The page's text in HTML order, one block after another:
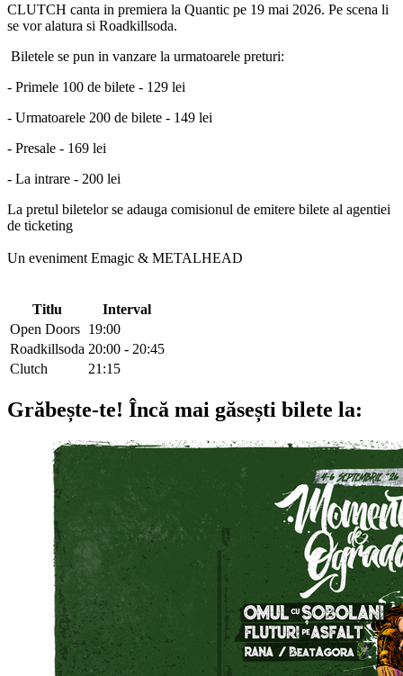
CLUTCH canta in premiera la Quantic pe 19 mai 2026. Pe scena li
se vor alatura si Roadkillsoda.
Biletele se pun in vanzare la urmatoarele preturi:
- Primele 100 de bilete - 129 lei
- Urmatoarele 200 de bilete - 149 lei
- Presale - 169 lei
- La intrare - 200 lei
La pretul biletelor se adauga comisionul de emitere bilete al agentiei
de ticketing
Un eveniment Emagic & METALHEAD
Titlu
Interval
Open Doors 19:00
Roadkillsoda 20:00 - 20:45
Clutch
21:15
Grăbește-te! Încă mai găsești bilete la: